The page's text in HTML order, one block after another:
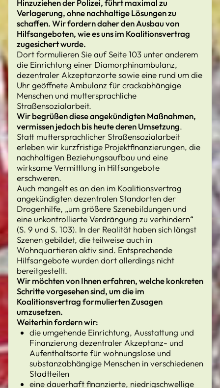
Hinzuziehen der Polizei, führt maximal zu
Verlagerung, ohne nachhaltige Lösungen zu
schaffen. Wir fordern daher den Ausbau von
Hilfsangeboten, wie es uns im Koalitionsvertrag
zugesichert wurde.
Dort formulieren Sie auf Seite 103 unter anderem
die Einrichtung einer Diamorphinambulanz,
dezentraler Akzeptanzorte sowie eine rund um die
Uhr geöffnete Ambulanz für crackabhängige
Menschen und muttersprachliche
Straßensozialarbeit.
Wir begrüßen diese angekündigten Maßnahmen,
vermissen jedoch bis heute deren Umsetzung.
Statt muttersprachlicher Straßensozialarbeit
erleben wir kurzfristige Projektfinanzierungen, die
nachhaltigen Beziehungsaufbau und eine
wirksame Vermittlung in Hilfsangebote
erschweren.
Auch mangelt es an den im Koalitionsvertrag
angekündigten dezentralen Standorten der
Drogenhilfe, „um größere Szenebildungen und
eine unkontrollierte Verdrängung zu verhindern“
(S. 9 und S. 103). In der Realität haben sich längst
Szenen gebildet, die teilweise auch in
Wohnquartieren aktiv sind. Entsprechende
Hilfsangebote wurden dort allerdings nicht
bereitgestellt.
Wir möchten von Ihnen erfahren, welche konkreten
Schritte vorgesehen sind, um die im
Koalitionsvertrag formulierten Zusagen
umzusetzen.
Weiterhin fordern wir:
die umgehende Einrichtung, Ausstattung und
Finanzierung dezentraler Akzeptanz- und
Aufenthaltsorte für wohnungslose und
substanzabhängige Menschen in verschiedenen
Stadtteilen
eine dauerhaft finanzierte, niedrigschwellige